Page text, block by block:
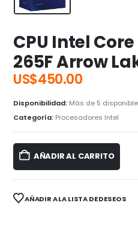
CPU Intel
265F Arrow
US$450.00
Disponibilidad: Más de 5
Categoría: Procesadores Intel
AÑADIR AL CARRITO
AÑADIR A LA LISTA DE DESEOS